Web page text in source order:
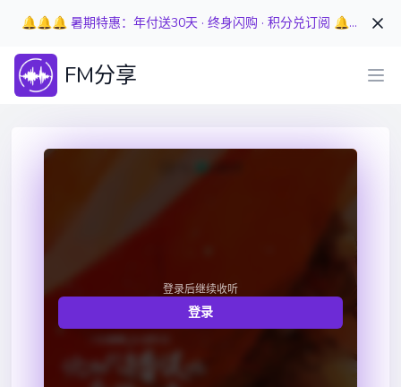
🔔🔔🔔 暑期特惠：年付送30天 · 终身闪购 · 积分兑订阅 🔔🔔🔔
FM分享
登录后继续收听
登录